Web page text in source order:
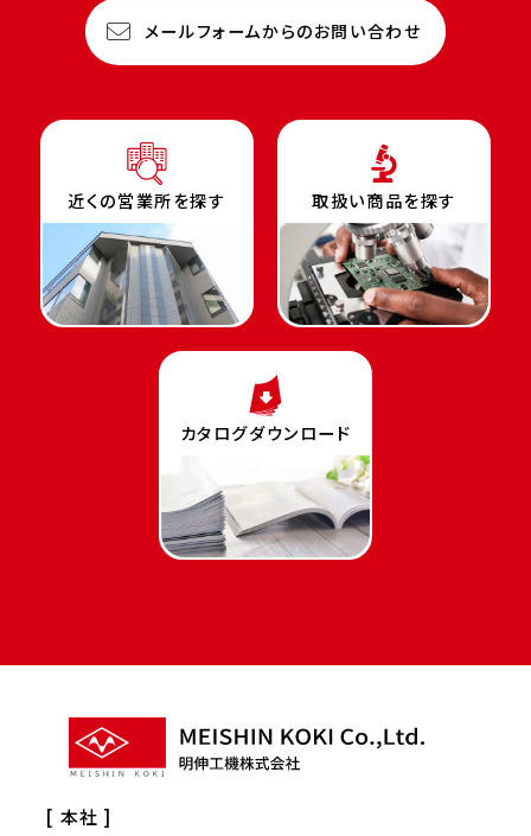
メールフォームからのお問い合わせ
近くの営業所を探す 取扱い商品を探す
カタログダウンロード
[ 本社 ]